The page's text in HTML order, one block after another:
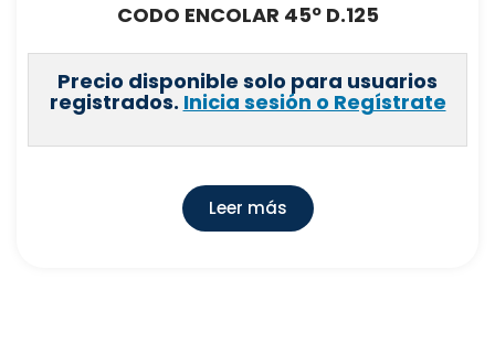
CODO ENCOLAR 45º D.125
Precio disponible solo para usuarios
registrados. Inicia sesión o Regístrate
Leer más